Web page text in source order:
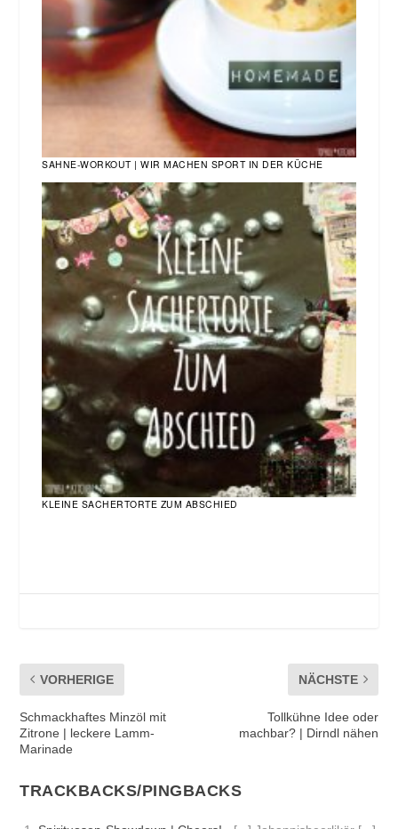
SAHNE-WORKOUT | WIR MACHEN SPORT IN DER KÜCHE
KLEINE SACHERTORTE ZUM ABSCHIED
VORHERIGE
Schmackhaftes Minzöl mit
Zitrone | leckere Lamm-
Marinade
NÄCHSTE
Tollkühne Idee oder
machbar? | Dirndl nähen
TRACKBACKS/PINGBACKS